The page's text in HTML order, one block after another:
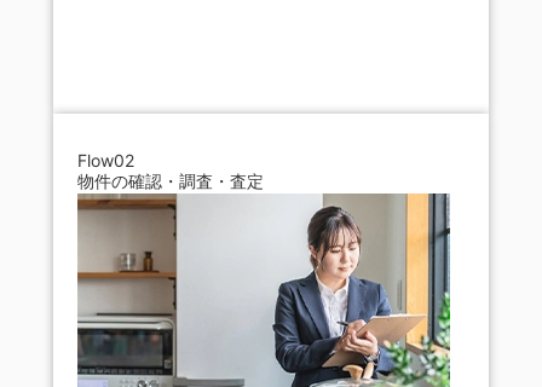
Flow02
物件の確認・調査・査定